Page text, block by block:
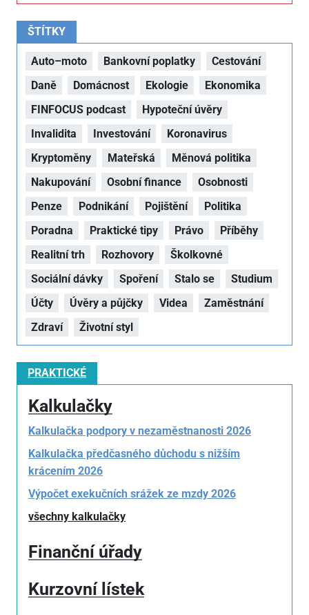
ŠTÍTKY
Auto–moto Bankovní poplatky
Cestování
Daně
Domácnost Ekologie
Ekonomika
FINFOCUS podcast
Hypoteční úvěry
Invalidita
Investování
Koronavirus
Kryptoměny
Mateřská
Měnová politika
Nakupování
Osobní finance
Osobnosti
Penze
Podnikání Pojištění
Politika
Poradna
Praktické tipy Právo
Příběhy
Realitní trh
Rozhovory
Školkovné
Sociální dávky
Spoření Stalo se
Studium
Účty
Úvěry a půjčky Videa
Zaměstnání
Zdraví
Životní styl
PRAKTICKÉ
Kalkulačky
Kalkulačka podpory v nezaměstnanosti 2026
Kalkulačka předčasného důchodu s nižším
krácením 2026
Výpočet exekučních srážek ze mzdy 2026
všechny kalkulačky
Finanční úřady
Kurzovní lístek